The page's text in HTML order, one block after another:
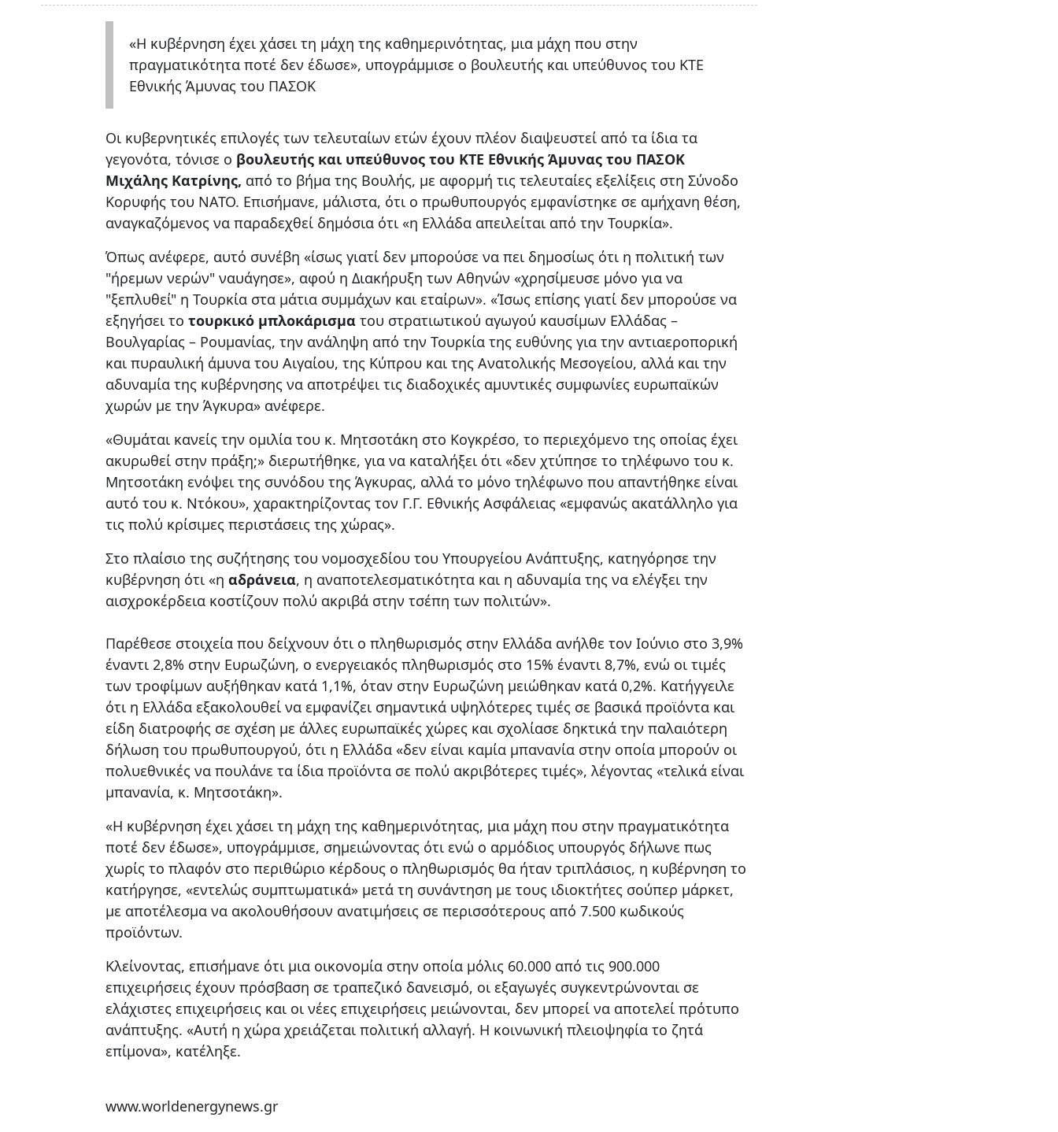
«Η κυβέρνηση έχει χάσει τη μάχη της καθημερινότητας, μια μάχη που στην
πραγματικότητα ποτέ δεν έδωσε», υπογράμμισε ο βουλευτής και υπεύθυνος του ΚΤΕ
Εθνικής Άμυνας του ΠΑΣΟΚ
Οι κυβερνητικές επιλογές των τελευταίων ετών έχουν πλέον διαψευστεί από τα ίδια τα
γεγονότα, τόνισε ο βουλευτής και υπεύθυνος του ΚΤΕ Εθνικής Άμυνας του ΠΑΣΟΚ
Μιχάλης Κατρίνης, από το βήμα της Βουλής, με αφορμή τις τελευταίες εξελίξεις στη Σύνοδο
Κορυφής του ΝΑΤΟ. Επισήμανε, μάλιστα, ότι ο πρωθυπουργός εμφανίστηκε σε αμήχανη θέση,
αναγκαζόμενος να παραδεχθεί δημόσια ότι «η Ελλάδα απειλείται από την Τουρκία».
Όπως ανέφερε, αυτό συνέβη «ίσως γιατί δεν μπορούσε να πει δημοσίως ότι η πολιτική των
"ήρεμων νερών" ναυάγησε», αφού η Διακήρυξη των Αθηνών «χρησίμευσε μόνο για να
"ξεπλυθεί" η Τουρκία στα μάτια συμμάχων και εταίρων». «Ίσως επίσης γιατί δεν μπορούσε να
εξηγήσει το τουρκικό μπλοκάρισμα του στρατιωτικού αγωγού καυσίμων Ελλάδας –
Βουλγαρίας – Ρουμανίας, την ανάληψη από την Τουρκία της ευθύνης για την αντιαεροπορική
και πυραυλική άμυνα του Αιγαίου, της Κύπρου και της Ανατολικής Μεσογείου, αλλά και την
αδυναμία της κυβέρνησης να αποτρέψει τις διαδοχικές αμυντικές συμφωνίες ευρωπαϊκών
χωρών με την Άγκυρα» ανέφερε.
«Θυμάται κανείς την ομιλία του κ. Μητσοτάκη στο Κογκρέσο, το περιεχόμενο της οποίας έχει
ακυρωθεί στην πράξη;» διερωτήθηκε, για να καταλήξει ότι «δεν χτύπησε το τηλέφωνο του κ.
Μητσοτάκη ενόψει της συνόδου της Άγκυρας, αλλά το μόνο τηλέφωνο που απαντήθηκε είναι
αυτό του κ. Ντόκου», χαρακτηρίζοντας τον Γ.Γ. Εθνικής Ασφάλειας «εμφανώς ακατάλληλο για
τις πολύ κρίσιμες περιστάσεις της χώρας».
Στο πλαίσιο της συζήτησης του νομοσχεδίου του Υπουργείου Ανάπτυξης, κατηγόρησε την
κυβέρνηση ότι «η αδράνεια, η αναποτελεσματικότητα και η αδυναμία της να ελέγξει την
αισχροκέρδεια κοστίζουν πολύ ακριβά στην τσέπη των πολιτών».
Παρέθεσε στοιχεία που δείχνουν ότι ο πληθωρισμός στην Ελλάδα ανήλθε τον Ιούνιο στο 3,9%
έναντι 2,8% στην Ευρωζώνη, ο ενεργειακός πληθωρισμός στο 15% έναντι 8,7%, ενώ οι τιμές
των τροφίμων αυξήθηκαν κατά 1,1%, όταν στην Ευρωζώνη μειώθηκαν κατά 0,2%. Κατήγγειλε
ότι η Ελλάδα εξακολουθεί να εμφανίζει σημαντικά υψηλότερες τιμές σε βασικά προϊόντα και
είδη διατροφής σε σχέση με άλλες ευρωπαϊκές χώρες και σχολίασε δηκτικά την παλαιότερη
δήλωση του πρωθυπουργού, ότι η Ελλάδα «δεν είναι καμία μπανανία στην οποία μπορούν οι
πολυεθνικές να πουλάνε τα ίδια προϊόντα σε πολύ ακριβότερες τιμές», λέγοντας «τελικά είναι
μπανανία, κ. Μητσοτάκη».
«Η κυβέρνηση έχει χάσει τη μάχη της καθημερινότητας, μια μάχη που στην πραγματικότητα
ποτέ δεν έδωσε», υπογράμμισε, σημειώνοντας ότι ενώ ο αρμόδιος υπουργός δήλωνε πως
χωρίς το πλαφόν στο περιθώριο κέρδους ο πληθωρισμός θα ήταν τριπλάσιος, η κυβέρνηση το
κατήργησε, «εντελώς συμπτωματικά» μετά τη συνάντηση με τους ιδιοκτήτες σούπερ μάρκετ,
με αποτέλεσμα να ακολουθήσουν ανατιμήσεις σε περισσότερους από 7.500 κωδικούς
προϊόντων.
Κλείνοντας, επισήμανε ότι μια οικονομία στην οποία μόλις 60.000 από τις 900.000
επιχειρήσεις έχουν πρόσβαση σε τραπεζικό δανεισμό, οι εξαγωγές συγκεντρώνονται σε
ελάχιστες επιχειρήσεις και οι νέες επιχειρήσεις μειώνονται, δεν μπορεί να αποτελεί πρότυπο
ανάπτυξης. «Αυτή η χώρα χρειάζεται πολιτική αλλαγή. Η κοινωνική πλειοψηφία το ζητά
επίμονα», κατέληξε.
www.worldenergynews.gr